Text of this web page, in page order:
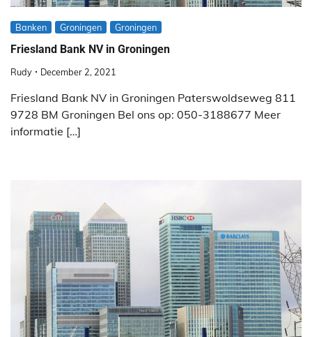
Banken Groningen Groningen
Friesland Bank NV in Groningen
Rudy December 2, 2021
Friesland Bank NV in Groningen Paterswoldseweg 811
9728 BM Groningen Bel ons op: 050-3188677 Meer
informatie […]